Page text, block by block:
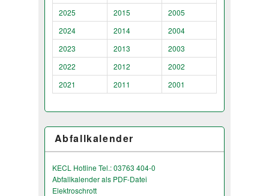
2025
2015
2005
2024
2014
2004
2023
2013
2003
2022
2012
2002
2021
2011 2001
Abfallkalender
KECL Hotline Tel.: 03763 404-0
Abfallkalender als PDF-Datei
Elektroschrott